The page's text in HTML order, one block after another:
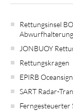
Rettungsinsel
JONBUOY
Rettungskragen
EPIRB
SART Radar-
Ferngesteuerter